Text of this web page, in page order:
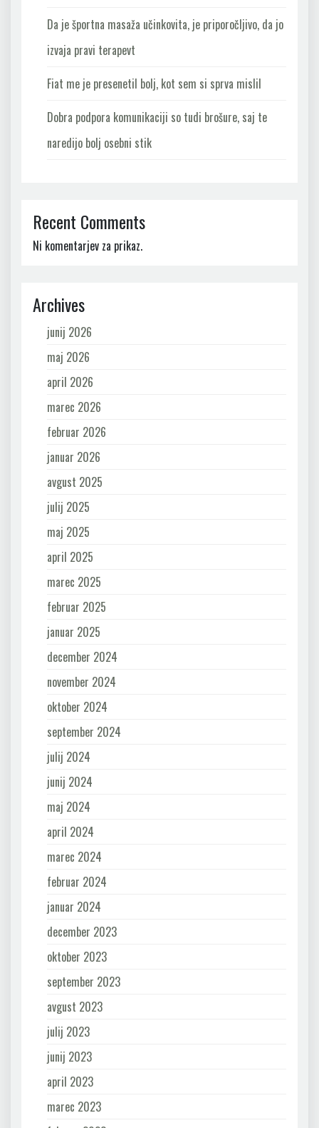
Da je športna masaža učinkovita, je priporočljivo, da jo
izvaja pravi terapevt
Fiat me je presenetil bolj, kot sem si sprva mislil
Dobra podpora komunikaciji so tudi brošure, saj te
naredijo bolj osebni stik
Recent Comments
Ni komentarjev za prikaz.
Archives
junij 2026
maj 2026
april 2026
marec 2026
februar 2026
januar 2026
avgust 2025
julij 2025
maj 2025
april 2025
marec 2025
februar 2025
januar 2025
december 2024
november 2024
oktober 2024
september 2024
julij 2024
junij 2024
maj 2024
april 2024
marec 2024
februar 2024
januar 2024
december 2023
oktober 2023
september 2023
avgust 2023
julij 2023
junij 2023
april 2023
marec 2023